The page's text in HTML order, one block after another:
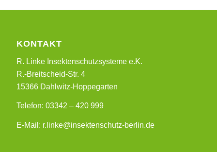
KONTAKT
R. Linke Insektenschutzsysteme e.K.
R.-Breitscheid-Str. 4
15366 Dahlwitz-Hoppegarten
Telefon: 03342 – 420 999
E-Mail: r.linke@insektenschutz-berlin.de